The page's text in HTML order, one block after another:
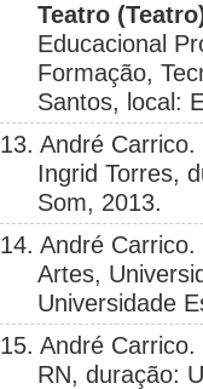
Teatro
Educacional
Formação,
Santos, local:
13. André Carrico.
Ingrid Torres,
Som, 2013.
14. André Carrico.
Artes,
Universidade
15. André Carrico.
RN, duração: